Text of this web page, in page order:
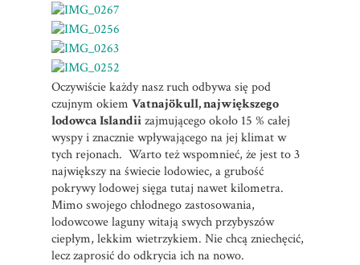
Oczywiście każdy nasz ruch odbywa się pod
czujnym okiem Vatnajökull, największego
lodowca Islandiizajmującego około 15 % całej
wyspy i znacznie wpływającego na jej klimat w
tych rejonach. Warto też wspomnieć, że jest to 3
największy na świecie lodowiec, a grubość
pokrywy lodowej sięga tutaj nawet kilometra.
Mimo swojego chłodnego zastosowania,
lodowcowe laguny witają swych przybyszów
ciepłym, lekkim wietrzykiem. Nie chcą zniechęcić,
lecz zaprosić do odkrycia ich na nowo.